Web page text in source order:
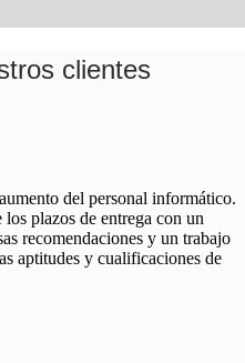
clientes
del personal informático.
plazos de entrega con un
recomendaciones y un trabajo
aptitudes y cualificaciones de